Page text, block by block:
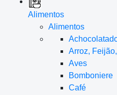
Alimentos
Alimentos
Arroz,
Aves
Bomboniere
Café